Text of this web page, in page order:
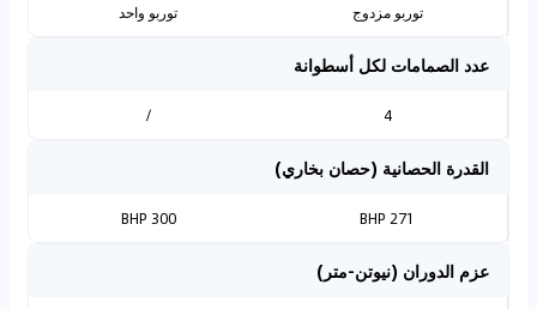
توربو مزدوج توربو واحد
عدد الصمامات لكل أسطوانة
4
/
القدرة الحصانية (حصان بخاري)
271 BHP
300 BHP
عزم الدوران (نيوتن-متر)